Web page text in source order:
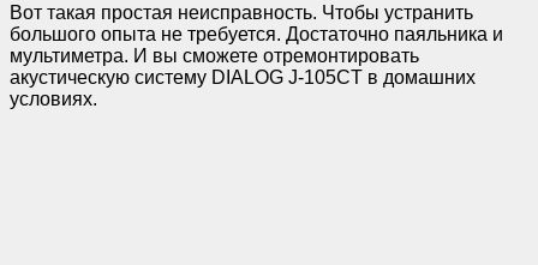
Вот такая простая неисправность. Чтобы устранить
большого опыта не требуется. Достаточно паяльника и
мультиметра. И вы сможете отремонтировать
акустическую систему DIALOG J-105CT в домашних
условиях.